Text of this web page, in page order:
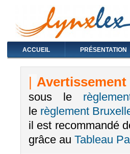
ACCUEIL PRÉSENTATION
|Avertissement
sous le
le règlement
il est recommandé
grâce au Tableau